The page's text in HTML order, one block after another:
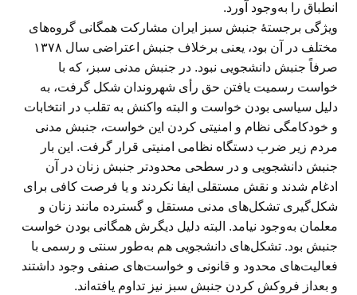
انطباق را به‌وجود آورد.
ویژگی برجستهٔ جنبش سبز ایران مشارکت همگانی گروه‌های
مختلف در آن بود، یعنی برخلاف جنبش اعتراضی سال ۱۳۷۸
صرفاً جنبش دانشجویی نبود. در جنبش مدنی سبز، که با
خواست رسمیت یافتن حق رأی شهروندان شکل گرفت، به
دلیل سیاسی بودن خواست و البته واکنش به تقلب در انتخابات
و خودکامگی نظام و امنیتی کردن این خواست، جنبش مدنی
مردم زیر ضرب دستگاه نظامی امنیتی قرار گرفت. این بار
جنبش دانشجویی و در سطحی محدودتر جنبش زنان در آن
ادغام شدند و نقش مستقلی ایفا نکردند و یا فرصت کافی برای
شکل‌گیری تشکل‌های مدنی مستقل و گسترده مانند زنان و
معلمان به‌وجود نیامد. البته دلیل دیگرش همگانی بودن خواست
جنبش بود. تشکل‌های دانشجویی هم به‌طور سنتی و رسمی با
فعالیت‌های محدود و قانونی و خواست‌های صنفی وجود داشتند
و بعداز فروکش کردن جنبش سبز نیز تداوم یافته‌اند.